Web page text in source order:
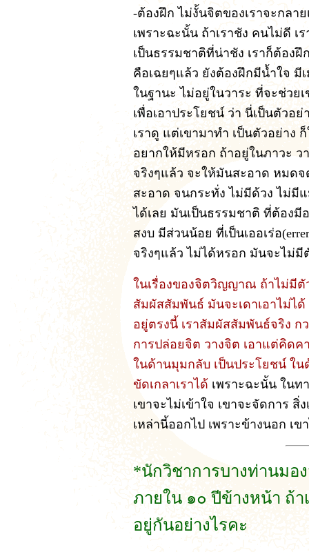
-ต้องฝึก ไม่งั้นจิตของเราจะกลา
เพราะฉะนั้น ถ้าเราชัง คนไม่ดี เ
เป็นธรรมชาติที่น่าชัง เราก็ต้อง
คือเฉยๆแล้ว ยังต้องฝึกมีน้ำใจ มี
ในฐานะ ไม่อยู่ในวาระ ที่จะช่วย
เพื่อเอาประโยชน์ ว่า นี่เป็นตัวอ
เราดู แต่เขามาทำ เป็นตัวอย่าง
อยากให้มีหรอก ถ้าอยู่ในภาวะ ว
จริงๆแล้ว จะให้มันสะอาด หมดจ
สะอาด จนกระทั่ง ไม่มีด้วง ไม่มี
ได้เลย มันเป็นธรรมชาติ ที่ต้องมี
สงบ มีส่วนน้อย ที่เป็นเออเร่อ
จริงๆแล้ว ไม่ได้หรอก มันจะไม่มี
ในเรื่องของจิตวิญญาณ ถ้าไม่มีตั
สัมผัสสัมพันธ์ มันจะเดาเอาไม่ไ
อยู่ตรงนี้ เราสัมผัสสัมพันธ์จริง
การปล่อยจิต วางจิต เอาแต่คิด
ในด้านมุมกลับ เป็นประโยชน์ ใน
ขัดเกลาเราได้ เพราะฉะนั้น ในท
เขาจะไม่เข้าใจ เขาจะจัดการ
เหล่านี้ออกไป เพราะข้างนอก เ
*นักวิชาการบางท่านมอ
ภายใน ๑๐ ปีข้างหน้า ถ้า
อยู่กันอย่างไรคะ